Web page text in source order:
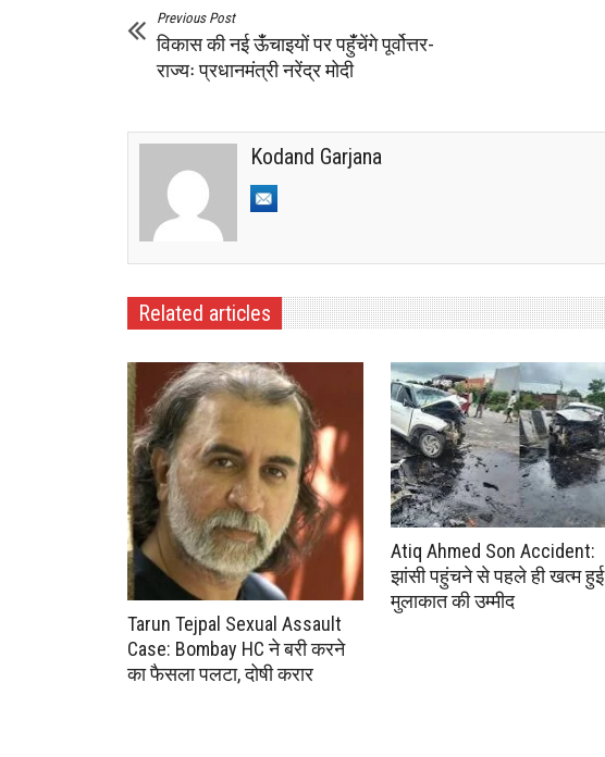
Previous Post
विकास की नई ऊंँचाइयों पर पहुंँचेंगे पूर्वोत्तर-
राज्यः प्रधानमंत्री नरेंद्र मोदी
Kodand Garjana
Related articles
Tarun Tejpal Sexual Assault
Case: Bombay HC ने बरी करने
का फैसला पलटा, दोषी करार
Atiq Ahmed Son Accident:
झांसी पहुंचने से पहले ही खत्म हुई
मुलाकात की उम्मीद